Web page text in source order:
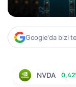
Google'da bizi
NVDA